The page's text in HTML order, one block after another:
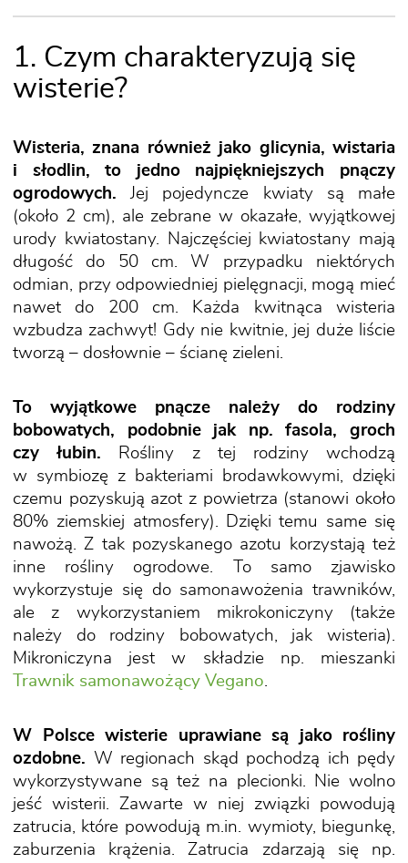
1. Czym charakteryzują się
wisterie?
Wisteria, znana również jako glicynia, wistaria
i słodlin, to jedno najpiękniejszych pnączy
ogrodowych. Jej pojedyncze kwiaty są małe
(około 2 cm), ale zebrane w okazałe, wyjątkowej
urody kwiatostany. Najczęściej kwiatostany mają
długość do 50 cm. W przypadku niektórych
odmian, przy odpowiedniej pielęgnacji, mogą mieć
nawet do 200 cm. Każda kwitnąca wisteria
wzbudza zachwyt! Gdy nie kwitnie, jej duże liście
tworzą – dosłownie – ścianę zieleni.
To wyjątkowe pnącze należy do rodziny
bobowatych, podobnie jak np. fasola, groch
czy łubin. Rośliny z tej rodziny wchodzą
w symbiozę z bakteriami brodawkowymi, dzięki
czemu pozyskują azot z powietrza (stanowi około
80% ziemskiej atmosfery). Dzięki temu same się
nawożą. Z tak pozyskanego azotu korzystają też
inne rośliny ogrodowe. To samo zjawisko
wykorzystuje się do samonawożenia trawników,
ale z wykorzystaniem mikrokoniczyny (także
należy do rodziny bobowatych, jak wisteria).
Mikroniczyna jest w składzie np. mieszanki
Trawnik samonawożący Vegano.
W Polsce wisterie uprawiane są jako rośliny
ozdobne. W regionach skąd pochodzą ich pędy
wykorzystywane są też na plecionki. Nie wolno
jeść wisterii. Zawarte w niej związki powodują
zatrucia, które powodują m.in. wymioty, biegunkę,
zaburzenia krążenia. Zatrucia zdarzają się np.